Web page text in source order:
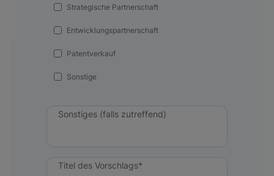
Strategische Partnerschaft
Entwicklungspartnerschaft
Patentverkauf
Sonstige
Sonstiges (falls zutreffend)
Titel des Vorschlags*